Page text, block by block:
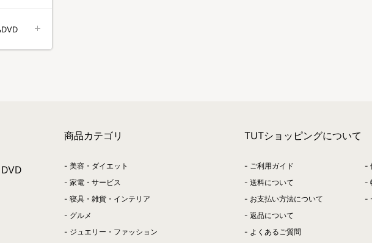
商品カテゴリ
美容・ダイエット
家電・サービス
寝具・雑貨・インテリア
グルメ
ジュエリー・ファッション
TUTショッピングについて
ご利用ガイド
送料について
お支払い方法について
返品について
よくあるご質問